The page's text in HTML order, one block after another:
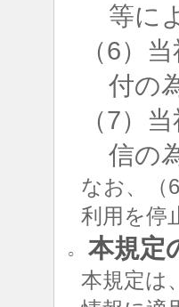
等に
（6）
付の
（7）
信の
なお、（
利用を停
○ 本規定
本規定は